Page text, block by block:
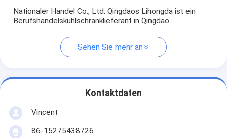
Nationaler Handel Co., Ltd. Qingdaos Lihongda ist ein
Berufshandelskühlschranklieferant in Qingdao.
Sehen Sie mehr an
Kontaktdaten
Vincent
86-15275438726